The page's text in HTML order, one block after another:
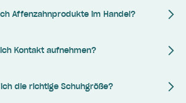
Affenzahnprodukte im Handel?
Kontakt aufnehmen?
die richtige Schuhgröße?